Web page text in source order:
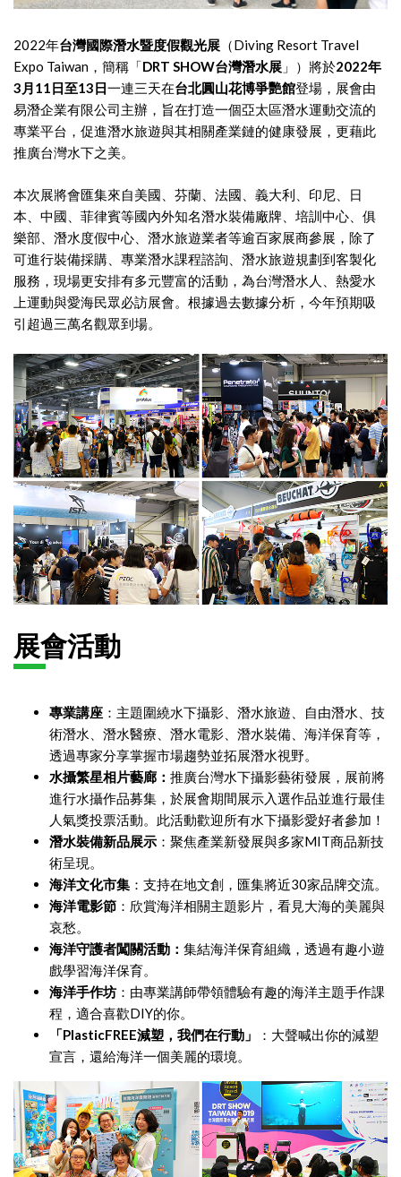
2022年台灣國際潛水暨度假觀光展 （Diving Resort Travel
Expo Taiwan，簡稱「DRT SHOW台灣潛水展 」）將於2022年
3月11日至13日一連三天在台北圓山花博爭艷館登場，展會由
易潛企業有限公司主辦，旨在打造一個亞太區潛水運動交流的
專業平台，促進潛水旅遊與其相關產業鏈的健康發展，更藉此
推廣台灣水下之美。
本次展將會匯集來自美國、芬蘭、法國、義大利、印尼、日
本、中國、菲律賓等國內外知名潛水裝備廠牌、培訓中心、俱
樂部、潛水度假中心、潛水旅遊業者等逾百家展商參展，除了
可進行裝備採購、專業潛水課程諮詢、潛水旅遊規劃到客製化
服務，現場更安排有多元豐富的活動，為台灣潛水人、熱愛水
上運動與愛海民眾必訪展會。根據過去數據分析，今年預期吸
引超過三萬名觀眾到場。
展會活動
專業講座 ：主題圍繞水下攝影、潛水旅遊、自由潛水、技
術潛水、潛水醫療、潛水電影、潛水裝備、海洋保育等，
透過專家分享掌握市場趨勢並拓展潛水視野。
水攝繁星相片藝廊： 推廣台灣水下攝影藝術發展，展前將
進行水攝作品募集，於展會期間展示入選作品並進行最佳
人氣獎投票活動。此活動歡迎所有水下攝影愛好者參加！
潛水裝備新品展示 ：聚焦產業新發展與多家MIT商品新技
術呈現。
海洋文化市集 ：支持在地文創，匯集將近30家品牌交流。
海洋電影節 ：欣賞海洋相關主題影片，看見大海的美麗與
哀愁。
海洋守護者闖關活動： 集結海洋保育組織，透過有趣小遊
戲學習海洋保育。
海洋手作坊 ：由專業講師帶領體驗有趣的海洋主題手作課
程，適合喜歡DIY的你。
「PlasticFREE減塑，我們在行動」
：大聲喊出你的減塑
宣言，還給海洋一個美麗的環境。